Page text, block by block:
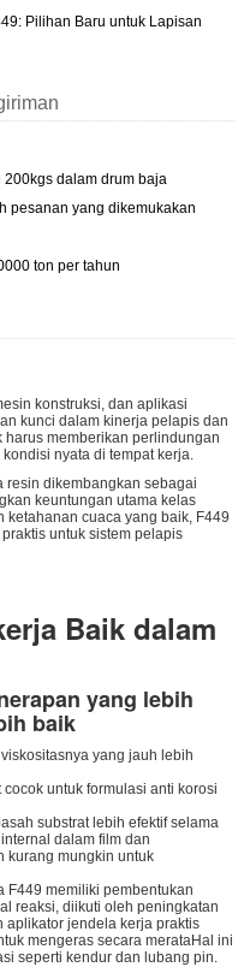
Pilihan Baru untuk Lapisan
200kgs dalam drum baja
pesanan yang dikemukakan
ton per tahun
konstruksi, dan aplikasi
kunci dalam kinerja pelapis dan
memberikan perlindungan
nyata di tempat kerja.
resin dikembangkan sebagai
keuntungan utama kelas
ketahanan cuaca yang baik, F449
untuk sistem pelapis
Baik dalam
yang lebih
baik
yang jauh lebih
untuk formulasi anti korosi
substrat lebih efektif selama
dalam film dan
kurang mungkin untuk
F449 memiliki pembentukan
reaksi, diikuti oleh peningkatan
aplikator jendela kerja praktis
mengeras secara merataHal ini
seperti kendur dan lubang pin.